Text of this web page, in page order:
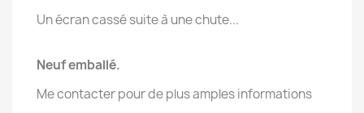
Un écran cassé suite à une chute...
Neuf emballé.
Me contacter pour de plus amples informations